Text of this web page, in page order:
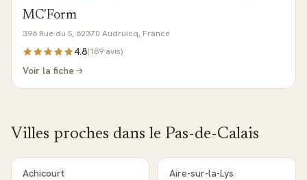
MC'Form
396 Rue du S, 62370 Audruicq, France
4.8(189 avis)
Voir la fiche
Villes proches dans le Pas-de-Calais
Achicourt Aire-sur-la-Lys